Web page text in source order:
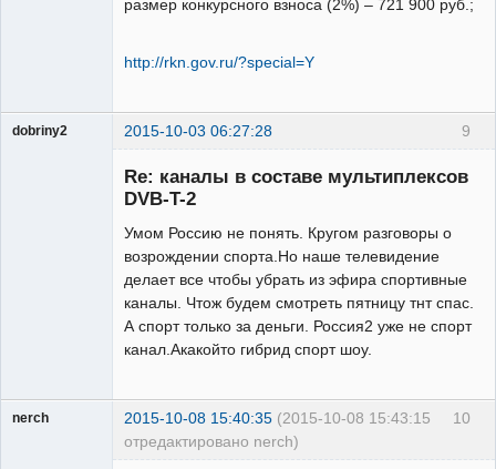
размер конкурсного взноса (2%) – 721 900 руб.;
http://rkn.gov.ru/?special=Y
9
dobriny2 2015-10-03 06:27:28
Re: каналы в составе мультиплексов
DVB-T-2
Умом Россию не понять. Кругом разговоры о
возрождении спорта.Но наше телевидение
делает все чтобы убрать из эфира спортивные
каналы. Чтож будем смотреть пятницу тнт спас.
А спорт только за деньги. Россия2 уже не спорт
канал.Акакойто гибрид спорт шоу.
10
nerch 2015-10-08 15:40:35 (2015-10-08 15:43:15
отредактировано nerch)